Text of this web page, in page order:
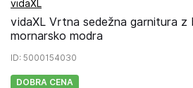
vidaXL
vidaXL Vrtna sedežna garnitura z
mornarsko modra
ID: 5000154030
DOBRA CENA